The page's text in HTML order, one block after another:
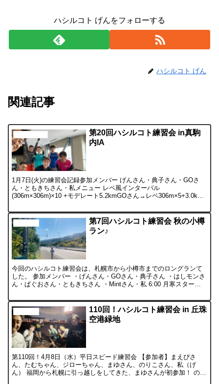
ハシルコト げんをフォローする
ハシルコト げん
関連記事
第20回ハシルコト練習会 in真駒
内IA
1月7日(火)の練習会記録参加メンバー げんさん・典子さん・GOさ
ん・ともきちさん・私メニュー レペ風インターバル
(306m×306m)×10 +モデレート5.2kmGOさん→レペ306m×5+3.0km
第7回ハシルコト練習会 秋の小樽
ラン♪
今回のハシルコト練習会は、札幌市から小樽市までのロングランて
した。 参加メンバー ・げんさん・GOさん・典子さん ・はしモンさ
ん・ぱぐおさん・ともきちさん ・Mintさん・私 6:00 月寒スタート
110回！ハシルコト練習会 in 丘珠
空港緑地
第110回！4月8日（水）平日スピード練習会 【参加者】まえぴさ
ん、たむちゃん、ジローちゃん、まゆさん、のりこさん、私（げ
ん） 福岡から札幌に引っ越しをしてきた、まゆさんが初参加！ のり